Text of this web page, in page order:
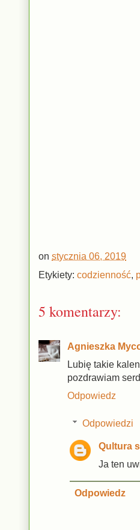
on stycznia 06, 2019
Etykiety: codzienność,
5 komentarzy:
Agnieszka
Lubię takie
pozdrawiam
Odpowiedz
Odpowiedzi
Qultura
Ja ten
Odpowiedz